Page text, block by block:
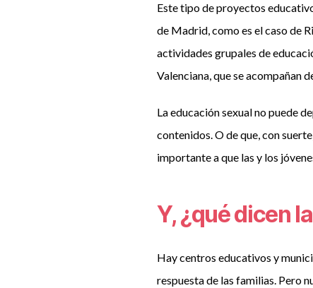
Este tipo de proyectos
de Madrid, como es el caso de
actividades grupales de
Valenciana, que se acompañan
La educación sexual no puede
contenidos. O de que, con
importante a que las y los
Y, ¿qué dicen
Hay centros educativos y
respuesta de las familias. Pero